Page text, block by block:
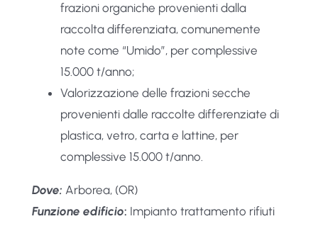
frazioni organiche provenienti dalla
raccolta differenziata, comunemente
note come “Umido”, per complessive
15.000 t/anno;
Valorizzazione delle frazioni secche
provenienti dalle raccolte differenziate di
plastica, vetro, carta e lattine, per
complessive 15.000 t/anno.
Dove: Arborea, (OR)
Funzione edificio: Impianto trattamento rifiuti